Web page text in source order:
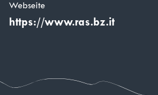
Webseite
https://www.ras.bz.it